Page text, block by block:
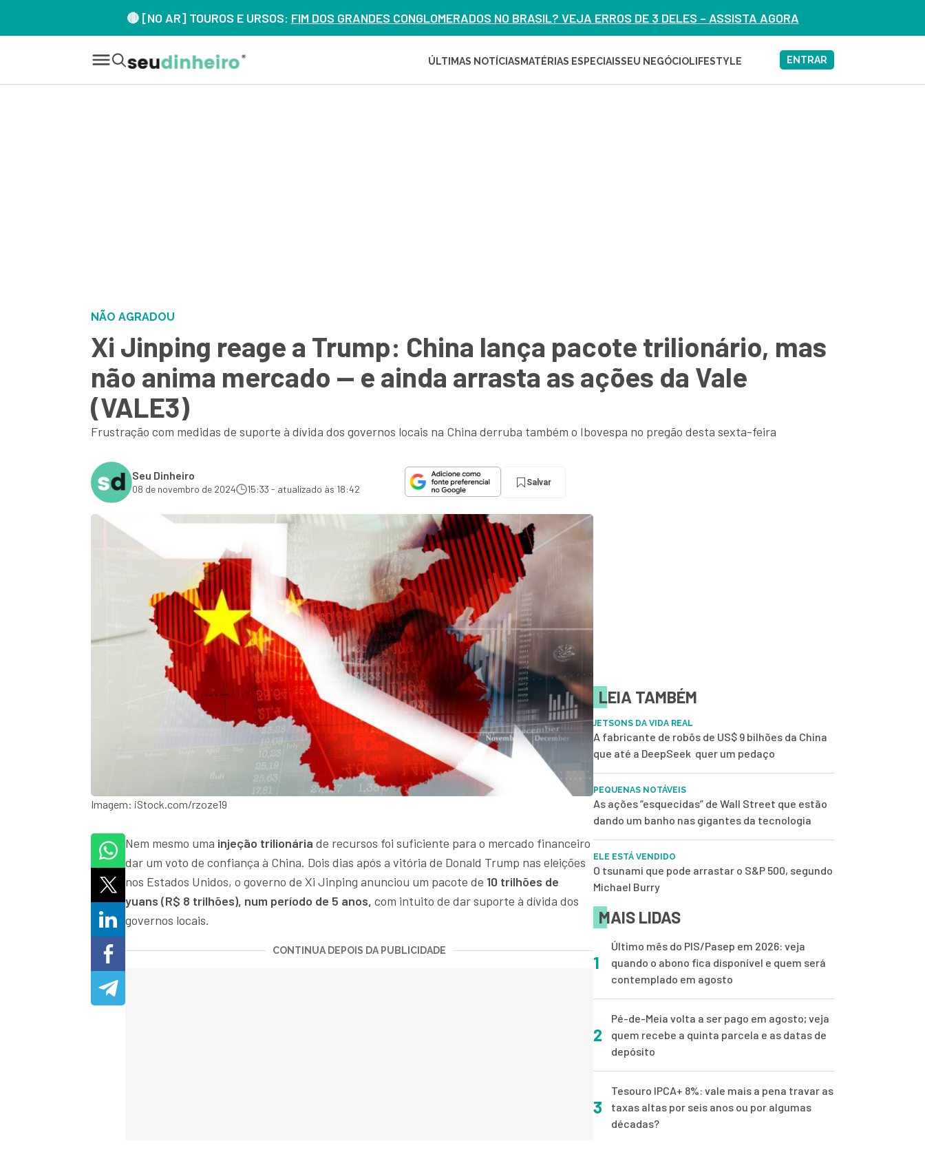
🔴 [NO AR] TOUROS E URSOS: FIM DOS GRANDES CONGLOMERADOS NO BRASIL? VEJA ERROS DE 3 DELES – ASSISTA AGORA
ÚLTIMAS NOTÍCIAS MATÉRIAS ESPECIAISSEU NEGÓCIOLIFESTYLE ENTRAR
NÃO AGRADOU
Xi Jinping reage a Trump: China lança pacote trilionário, mas
não anima mercado — e ainda arrasta as ações da Vale
(VALE3)
Frustração com medidas de suporte à dívida dos governos locais na China derruba também o Ibovespa no pregão desta sexta-feira
Seu Dinheiro
08 de novembro de 2024 15:33 - atualizado às 18:42
Salvar
Imagem: iStock.com/rzoze19
Nem mesmo uma injeção trilionária de recursos foi suficiente para o mercado financeiro
dar um voto de confiança à China. Dois dias após a vitória de Donald Trump nas eleições
nos Estados Unidos, o governo de Xi Jinping anunciou um pacote de 10 trilhões de
yuans (R$ 8 trilhões), num período de 5 anos, com intuito de dar suporte à dívida dos
governos locais.
CONTINUA DEPOIS DA PUBLICIDADE
LEIA TAMBÉM
JETSONS DA VIDA REAL
A fabricante de robôs de US$ 9 bilhões da China
que até a DeepSeek quer um pedaço
PEQUENAS NOTÁVEIS
As ações “esquecidas” de Wall Street que estão
dando um banho nas gigantes da tecnologia
ELE ESTÁ VENDIDO
O tsunami que pode arrastar o S&P 500, segundo
Michael Burry
MAIS LIDAS
1
Último mês do PIS/Pasep em 2026: veja
quando o abono fica disponível e quem será
contemplado em agosto
2
Pé-de-Meia volta a ser pago em agosto; veja
quem recebe a quinta parcela e as datas de
depósito
3
Tesouro IPCA+ 8%: vale mais a pena travar as
taxas altas por seis anos ou por algumas
décadas?